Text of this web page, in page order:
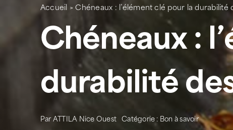
Accueil >Chéneaux : l’élément clé pour la
Chéneaux :
durabilité
ParATTILA Nice Ouest Catégorie : Bon à savoir